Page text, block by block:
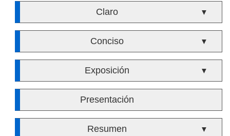
Claro ▼
Conciso ▼
Exposición ▼
Presentación
Resumen ▼